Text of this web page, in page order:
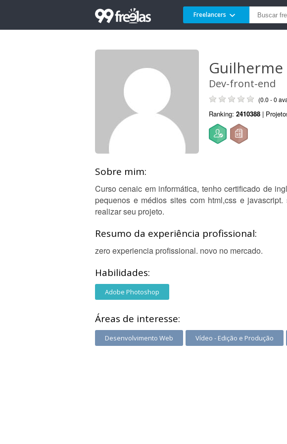
Freelancers
Guilherme
Dev-front-end
(0.0 - 0
Ranking: 2410388 |
Sobre mim:
Curso cenaic em informática, tenho certificado de
pequenos e médios sites com html,css e
realizar seu projeto.
Resumo da experiência profissional:
zero experiencia profissional. novo no mercado.
Habilidades:
Adobe Photoshop
Áreas de interesse:
Desenvolvimento Web Vídeo - Edição e Produção